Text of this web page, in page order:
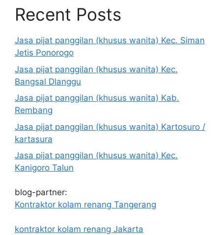
Recent Posts
Jasa pijat panggilan (khusus wanita) Kec. Siman
Jetis Ponorogo
Jasa pijat panggilan (khusus wanita) Kec.
Bangsal Dlanggu
Jasa pijat panggilan (khusus wanita) Kab.
Rembang
Jasa pijat panggilan (khusus wanita) Kartosuro /
kartasura
Jasa pijat panggilan (khusus wanita) Kec.
Kanigoro Talun
blog-partner:
Kontraktor kolam renang Tangerang
kontraktor kolam renang Jakarta